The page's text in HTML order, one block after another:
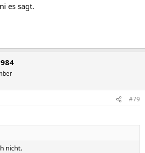
es sagt.
#79
nicht.